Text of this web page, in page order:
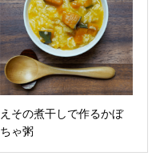
えその煮干しで作るかぼ
ちゃ粥